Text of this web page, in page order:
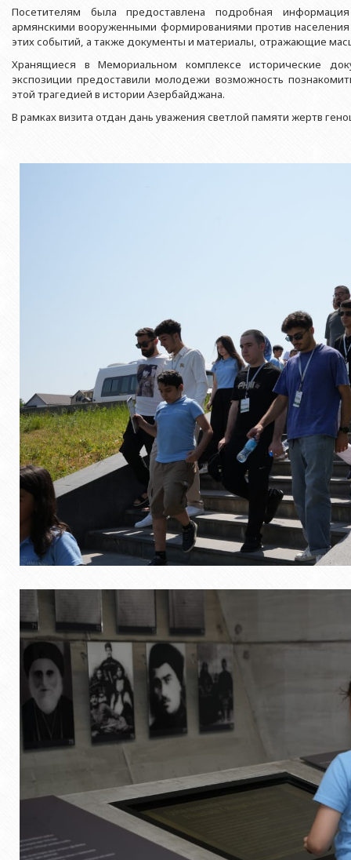
Выпускники БГУ
Почетные доктора
Образование в БГУ
Перечень специальностей
Знаменательные даты в истории БГУ
Отдел протокола
Служба психологической помощи
Культурно-творческий центр
Спортивно-оздоровительный
Университетская газета
Филологический
Исторический
Факультет
Факультет
Юридическое
Азербайджанской
Юридическое
Юридическое
Посетителям была предоставлена подробная
армянскими вооруженными формированиями против населения
этих событий, а также документы и материалы, отражающие
Хранящиеся в Мемориальном комплексе исторические
экспозиции предоставили молодежи возможность
этой трагедией в истории Азербайджана.
В рамках визита отдан дань уважения светлой памяти жертв